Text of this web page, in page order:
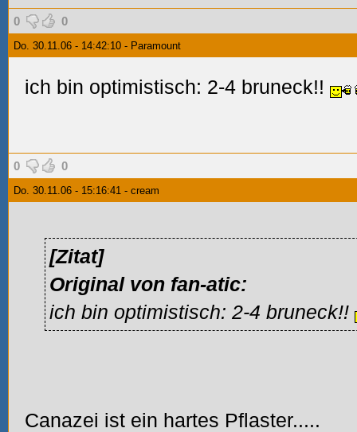
0 0
Do. 30.11.06 - 14:42:10 - Paramount
ich bin optimistisch: 2-4 bruneck!!
0 0
Do. 30.11.06 - 15:16:41 - cream
[Zitat]
Original von fan-atic:
ich bin optimistisch: 2-4 bruneck!!
Canazei ist ein hartes Pflaster.....